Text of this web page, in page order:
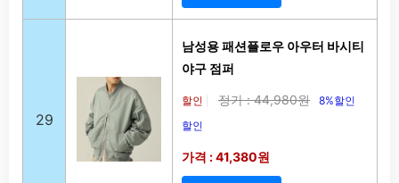
29
남성용 패션플로우 아우터 바시티
야구 점퍼
할인 정가 : 44,980원
8%할인
할인
가격 : 41,380원